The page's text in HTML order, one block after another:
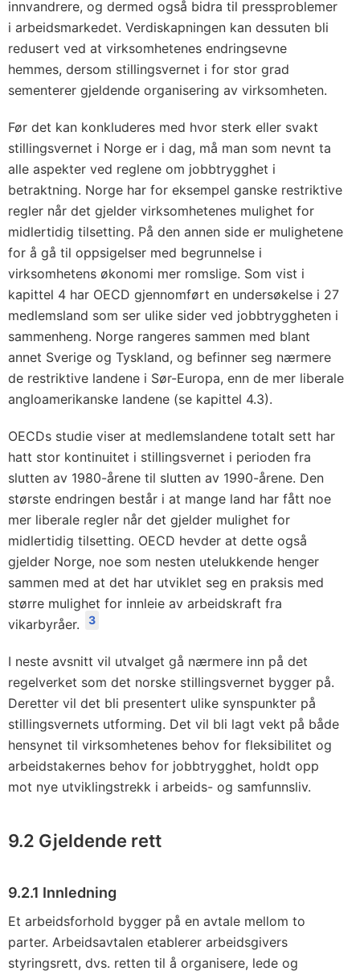
innvandrere, og dermed også bidra til pressproblemer
i arbeidsmarkedet. Verdiskapningen kan dessuten bli
redusert ved at virksomhetenes endringsevne
hemmes, dersom stillingsvernet i for stor grad
sementerer gjeldende organisering av virksomheten.
Før det kan konkluderes med hvor sterk eller svakt
stillingsvernet i Norge er i dag, må man som nevnt ta
alle aspekter ved reglene om jobbtrygghet i
betraktning. Norge har for eksempel ganske restriktive
regler når det gjelder virksomhetenes mulighet for
midlertidig tilsetting. På den annen side er mulighetene
for å gå til oppsigelser med begrunnelse i
virksomhetens økonomi mer romslige. Som vist i
kapittel 4 har OECD gjennomført en undersøkelse i 27
medlemsland som ser ulike sider ved jobbtryggheten i
sammenheng. Norge rangeres sammen med blant
annet Sverige og Tyskland, og befinner seg nærmere
de restriktive landene i Sør-Europa, enn de mer liberale
angloamerikanske landene (se kapittel 4.3).
OECDs studie viser at medlemslandene totalt sett har
hatt stor kontinuitet i stillingsvernet i perioden fra
slutten av 1980-årene til slutten av 1990-årene. Den
største endringen består i at mange land har fått noe
mer liberale regler når det gjelder mulighet for
midlertidig tilsetting. OECD hevder at dette også
gjelder Norge, noe som nesten utelukkende henger
sammen med at det har utviklet seg en praksis med
større mulighet for innleie av arbeidskraft fra
vikarbyråer.
3
I neste avsnitt vil utvalget gå nærmere inn på det
regelverket som det norske stillingsvernet bygger på.
Deretter vil det bli presentert ulike synspunkter på
stillingsvernets utforming. Det vil bli lagt vekt på både
hensynet til virksomhetenes behov for fleksibilitet og
arbeidstakernes behov for jobbtrygghet, holdt opp
mot nye utviklingstrekk i arbeids- og samfunnsliv.
9.2 Gjeldende rett
9.2.1 Innledning
Et arbeidsforhold bygger på en avtale mellom to
parter. Arbeidsavtalen etablerer arbeidsgivers
styringsrett, dvs. retten til å organisere, lede og